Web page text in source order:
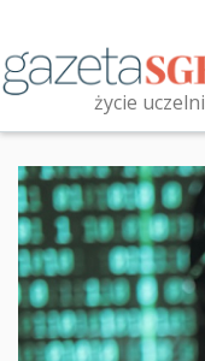
treści
życie uczelni